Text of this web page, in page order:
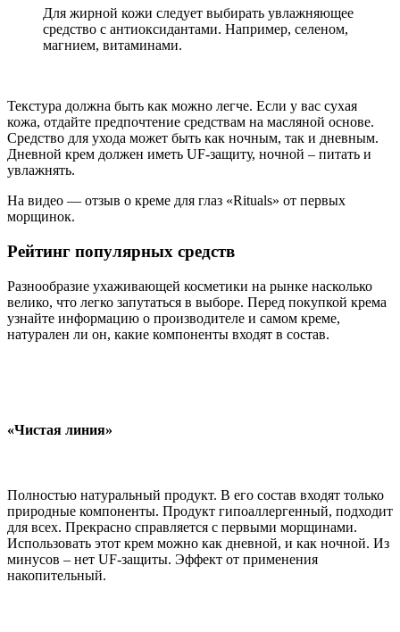
Для жирной кожи следует выбирать увлажняющее
средство с антиоксидантами. Например, селеном,
магнием, витаминами.
Текстура должна быть как можно легче. Если у вас сухая
кожа, отдайте предпочтение средствам на масляной основе.
Средство для ухода может быть как ночным, так и дневным.
Дневной крем должен иметь UF-защиту, ночной – питать и
увлажнять.
На видео — отзыв о креме для глаз «Rituals» от первых
морщинок.
Рейтинг популярных средств
Разнообразие ухаживающей косметики на рынке насколько
велико, что легко запутаться в выборе. Перед покупкой крема
узнайте информацию о производителе и самом креме,
натурален ли он, какие компоненты входят в состав.
«Чистая линия»
Полностью натуральный продукт. В его состав входят только
природные компоненты. Продукт гипоаллергенный, подходит
для всех. Прекрасно справляется с первыми морщинами.
Использовать этот крем можно как дневной, и как ночной. Из
минусов – нет UF-защиты. Эффект от применения
накопительный.